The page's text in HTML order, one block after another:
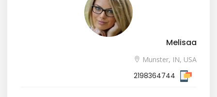
Melisaa
Munster, IN, USA
2198364744